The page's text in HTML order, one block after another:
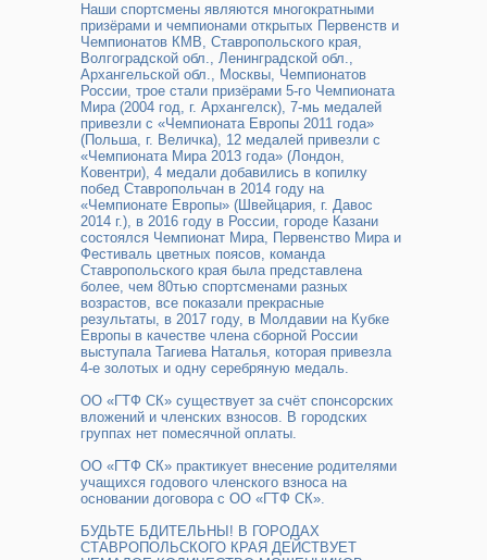
Наши спортсмены являются многократными
призёрами и чемпионами открытых Первенств и
Чемпионатов КМВ, Ставропольского края,
Волгоградской обл., Ленинградской обл.,
Архангельской обл., Москвы, Чемпионатов
России, трое стали призёрами 5-го Чемпионата
Мира (2004 год, г. Архангелск), 7-мь медалей
привезли с «Чемпионата Европы 2011 года»
(Польша, г. Величка), 12 медалей привезли с
«Чемпионата Мира 2013 года» (Лондон,
Ковентри), 4 медали добавились в копилку
побед Ставропольчан в 2014 году на
«Чемпионате Европы» (Швейцария, г. Давос
2014 г.), в 2016 году в России, городе Казани
состоялся Чемпионат Мира, Первенство Мира и
Фестиваль цветных поясов, команда
Ставропольского края была представлена
более, чем 80тью спортсменами разных
возрастов, все показали прекрасные
результаты, в 2017 году, в Молдавии на Кубке
Европы в качестве члена сборной России
выступала Тагиева Наталья, которая привезла
4-е золотых и одну серебряную медаль.
ОО «ГТФ СК» существует за счёт спонсорских
вложений и членских взносов. В городских
группах нет помесячной оплаты.
ОО «ГТФ СК» практикует внесение родителями
учащихся годового членского взноса на
основании договора с ОО «ГТФ СК».
БУДЬТЕ БДИТЕЛЬНЫ! В ГОРОДАХ
СТАВРОПОЛЬСКОГО КРАЯ ДЕЙСТВУЕТ